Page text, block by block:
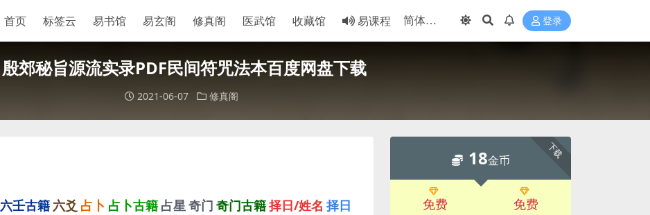
首页 标签云 易书馆 易玄阁 修真阁 医武馆 收藏馆 易课程 登录
殷郊秘旨源流实录PDF民间符咒法本百度网盘下载
2021-06-07 修真阁
六壬古籍 六爻 占卜 占卜古籍 占星奇门 奇门古籍择日/姓名 择日
下载
18金币
免费 免费